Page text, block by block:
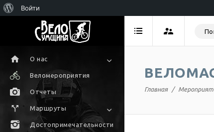
О нас
Веломероприятия
Отчеты
Маршруты
Достопримечательности
Главная
Войти